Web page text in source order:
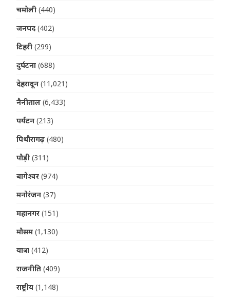
चमोली (440)
जनपद (402)
टिहरी (299)
दुर्घटना (688)
देहरादून (11,021)
नैनीताल (6,433)
पर्यटन (213)
पिथौरागढ़ (480)
पौड़ी (311)
बागेश्वर (974)
मनोरंजन (37)
महानगर (151)
मौसम (1,130)
यात्रा (412)
राजनीति (409)
राष्ट्रीय (1,148)